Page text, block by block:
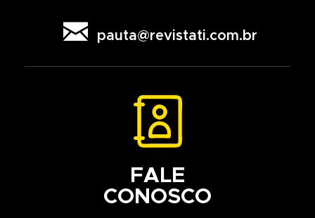
 pauta@revistati.com.br
FALE
CONOSCO